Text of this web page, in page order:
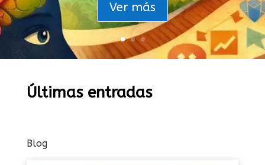
Ver más
Últimas entradas
Blog